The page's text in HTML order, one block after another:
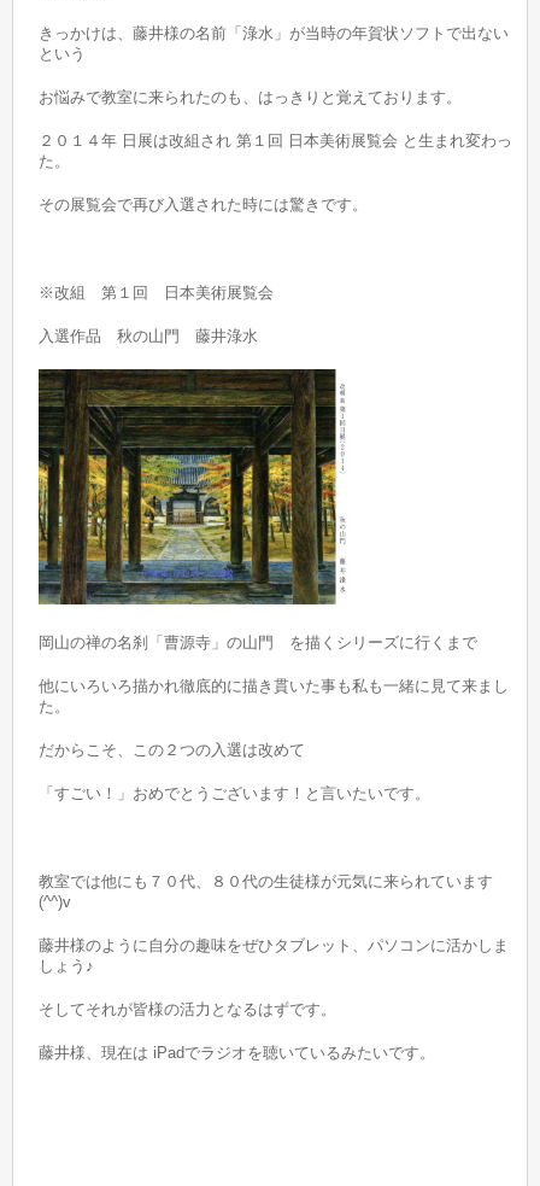
きっかけは、藤井様の名前「淥水」が当時の年賀状ソフトで出ない
という
お悩みで教室に来られたのも、はっきりと覚えております。
２０１４年 日展は改組され 第１回 日本美術展覧会 と生まれ変わっ
た。
その展覧会で再び入選された時には驚きです。
※改組 第１回 日本美術展覧会
入選作品 秋の山門 藤井淥水
岡山の禅の名刹「曹源寺」の山門 を描くシリーズに行くまで
他にいろいろ描かれ徹底的に描き貫いた事も私も一緒に見て来まし
た。
だからこそ、この２つの入選は改めて
「すごい！」おめでとうございます！と言いたいです。
教室では他にも７０代、８０代の生徒様が元気に来られています
(^^)v
藤井様のように自分の趣味をぜひタブレット、パソコンに活かしま
しょう♪
そしてそれが皆様の活力となるはずです。
藤井様、現在は iPadでラジオを聴いているみたいです。